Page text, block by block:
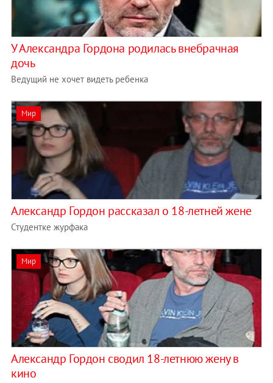
У Александра Гордона родилась внебрачная
дочь
Ведущий не хочет видеть ребенка
Мир
Александр Гордон рассказал о 18-летней жене
Студентке журфака
Мир
Александр Гордон сводил 18-летнюю жену в
кино